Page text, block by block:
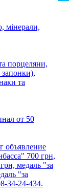
мінерали,
порцеляни,
та
от 50
700 грн,
медаль "за
"за
34-24-434.